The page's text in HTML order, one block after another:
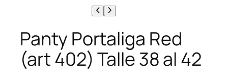
Panty Portaliga Red
(art 402) Talle 38 al 42